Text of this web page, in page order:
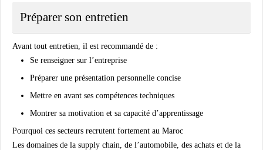
Préparer son entretien
Avant tout entretien, il est recommandé de :
Se renseigner sur l’entreprise
Préparer une présentation personnelle concise
Mettre en avant ses compétences techniques
Montrer sa motivation et sa capacité d’apprentissage
Pourquoi ces secteurs recrutent fortement au Maroc
Les domaines de la supply chain, de l’automobile, des achats et de la